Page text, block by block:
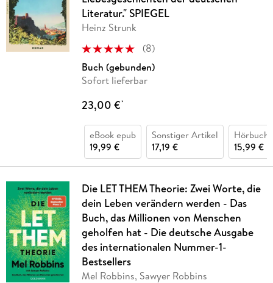
Literatur." SPIEGEL
Heinz Strunk
(8)
Buch (gebunden)
Sofort lieferbar
23,00 €*
eBook epub
19,99 €
Sonstiger Artikel
17,19 €
Hörbuch
15,99 €
Die LET THEM Theorie: Zwei Worte, die
dein Leben verändern werden - Das
Buch, das Millionen von Menschen
geholfen hat - Die deutsche Ausgabe
des internationalen Nummer-1-
Bestsellers
Mel Robbins, Sawyer Robbins